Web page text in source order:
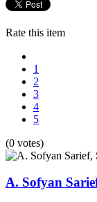
Rate this item
1
2
3
4
5
(0 votes)
A. Sofyan